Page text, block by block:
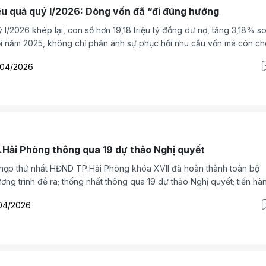
quả quý I/2026: Dòng vốn đã “đi đúng hướng
I/2026 khép lại, con số hơn 19,18 triệu tỷ đồng dư nợ, tăng 3,18%
năm 2025, không chỉ phản ánh sự phục hồi nhu cầu vốn mà còn
2026
Phòng thông qua 19 dự thảo Nghị quyết
thứ nhất HĐND TP.Hải Phòng khóa XVII đã hoàn thành toàn bộ
trình đề ra; thống nhất thông qua 19 dự thảo Nghị quyết; tiến
2026